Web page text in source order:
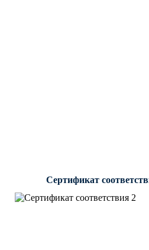
Сертификат